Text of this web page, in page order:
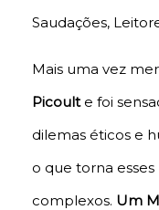
Saudações,
Mais uma vez
Picoulte foi
dilemas éticos e
o que torna
complexos. Um